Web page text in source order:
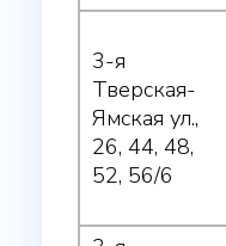
3-я
Тверская-
Ямская ул.,
26, 44, 48,
52, 56/6